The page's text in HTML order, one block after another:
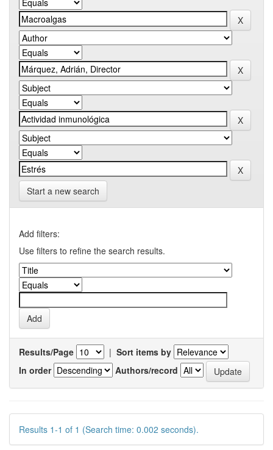
Start a new search
Add filters:
Use filters to refine the search results.
Results/Page | Sort items by
In order
Authors/record
Results 1-1 of 1 (Search time: 0.002 seconds).